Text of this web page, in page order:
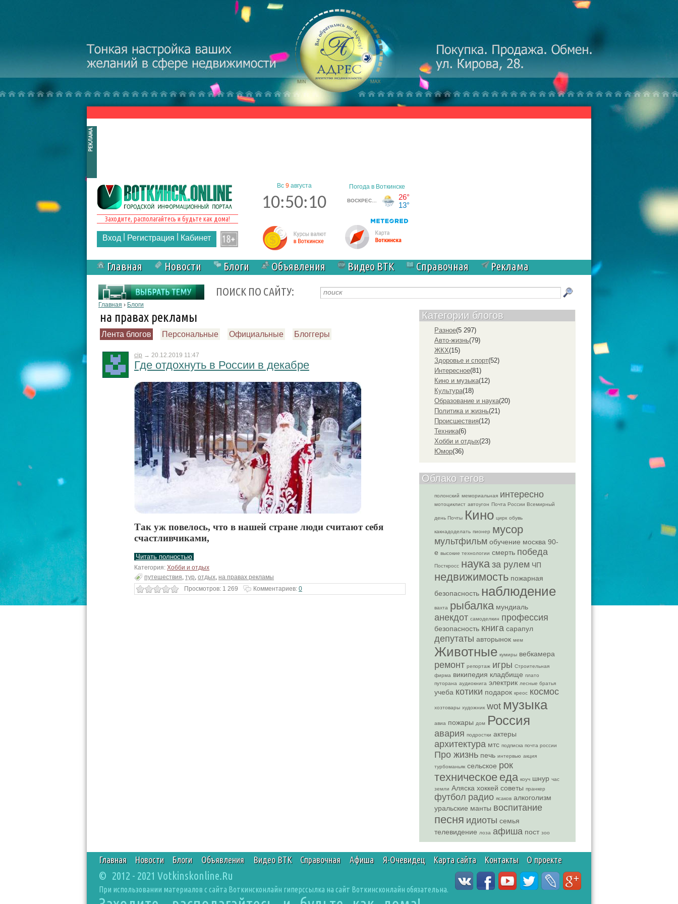
Заходите, располагайтесь и будьте как дома!
Вход Регистрация Кабинет
Вс 9августа
10:50:10
Главная Новости Блоги Объявления Видео ВТК Справочная
Реклама
ПОИСК ПО САЙТУ:
Форма поиска
Вы здесь
Главная › Блоги
на правах рекламы
Лента блогов Персональные Официальные Блоггеры
cip → 20.12.2019 11:47
Где отдохнуть в России в декабре
Так уж повелось, что в нашей стране люди считают себя
счастливчиками,
Читать полностью
Категория: Хобби и отдых
путешествия, тур, отдых, на правах рекламы
Просмотров: 1 269
Комментариев: 0
Категории блогов
Разное(5 297)
Авто-жизнь(79)
ЖКХ(15)
Здоровье и спорт(52)
Интересное(81)
Кино и музыка(12)
Культура(18)
Образование и наука(20)
Политика и жизнь(21)
Проиcшествия(12)
Техника(6)
Хобби и отдых(23)
Юмор(36)
Облако тегов
полонский мемориальная интересно
мотоциклист автоугон Почта России Всемирный
день Почты Кино цирк обувь
какнадоделать пионер мусор
мультфильм обучение москва 90-
е высокие технологии смерть победа
Посткросс наука за рулем ЧП
недвижимость пожарная
безопасность наблюдение
вахта рыбалка мундиаль
анекдот самоделкин профессия
безопасность книга сарапул
депутаты авторынок мем
Животные кумиры вебкамера
ремонт репортаж игры Строительная
фирма википедия кладбище плато
путорана аудиокнига электрик лесные братья
учеба котики подарок креос космос
хозтовары художник wot музыка
авиа пожары дом Россия
авария подростки актеры
архитектура мтс подписка почта россии
Про жизнь печь интервью акция
турбоманьяк сельское рок
техническое еда коуч шнур час
земли Аляска хоккей советы пранкер
футбол радио ясаков алкоголизм
уральские манты воспитание
песня идиоты семья
телевидение лоза афиша пост зоо
Главная Новости Блоги Объявления Видео ВТК Справочная Афиша Я-Очевидец Карта сайта Контакты О проекте
© 2012 - 2021 Votkinskonline.Ru
При использовании материалов с сайта Воткинсконлайн гиперссылка на сайт Воткинсконлайн обязательна.